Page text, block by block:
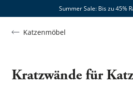
Summer Sale: Bis zu 45%
Katzenmöbel
Kratzwände für